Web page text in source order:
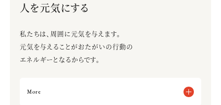
人のせいにして逃げ出す
人を元気にする
私たちは、周囲に元気を与えます。
元気を与えることがおたがいの行動の
エネルギーとなるからです。
More